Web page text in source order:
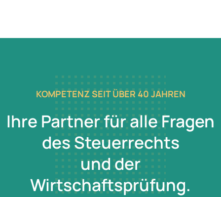
KOMPETENZ SEIT ÜBER 40 JAHREN
Ihre Partner für alle Fragen
des Steuerrechts
und der
Wirtschaftsprüfung.